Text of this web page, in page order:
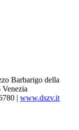
Barbarigo della
| www.dszv.it